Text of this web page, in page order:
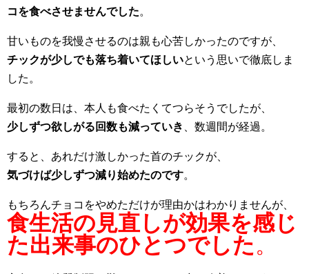
コを食べさせませんでした。
甘いものを我慢させるのは親も心苦しかったのですが、
チックが少しでも落ち着いてほしいという思いで徹底しま
した。
最初の数日は、本人も食べたくてつらそうでしたが、
少しずつ欲しがる回数も減っていき 、数週間が経過。
すると、あれだけ激しかった首のチックが、
気づけば少しずつ減り始めたのです。
もちろんチョコをやめただけが理由かはわかりませんが、
食生活の見直しが効果を感じ
た出来事のひとつでした。